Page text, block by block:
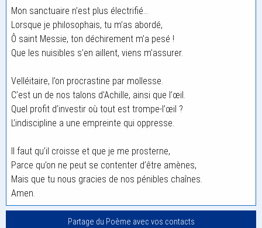
Mon sanctuaire n’est plus électrifié…
Lorsque je philosophais, tu m’as abordé,
Ô saint Messie, ton déchirement m’a pesé !
Que les nuisibles s’en aillent, viens m’assurer.
Velléitaire, l’on procrastine par mollesse.
C’est un de nos talons d’Achille, ainsi que l’œil.
Quel profit d’investir où tout est trompe-l’œil ?
L’indiscipline a une empreinte qui oppresse.
Il faut qu’il croisse et que je me prosterne,
Parce qu’on ne peut se contenter d’être amènes,
Mais que tu nous gracies de nos pénibles chaînes.
Amen.
Partage du Poème avec vos contacts